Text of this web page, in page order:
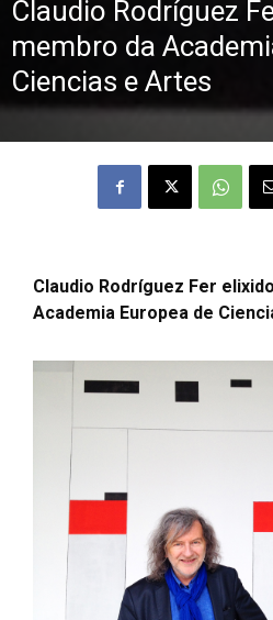
Claudio Rodríguez
membro da
Ciencias e Artes
Claudio Rodríguez Fer
Academia Europea de